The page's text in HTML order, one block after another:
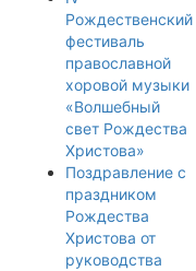
Рождественский
фестиваль
православной
хоровой музыки
«Волшебный
свет Рождества
Христова»
Поздравление с
праздником
Рождества
Христова от
руководства